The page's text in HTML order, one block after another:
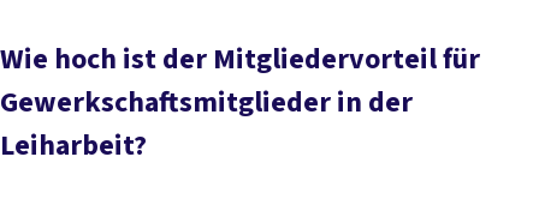
Wie hoch ist der Mitgliedervorteil für
Gewerkschaftsmitglieder in der
Leiharbeit?